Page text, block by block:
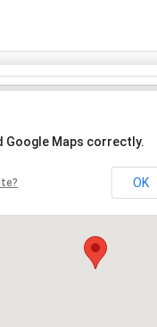
Google Maps correctly.
OK